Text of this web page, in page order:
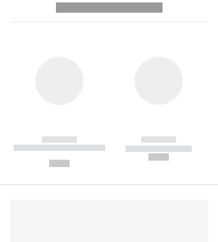
------------
----------- ----------- --------
------------
----------- -----------